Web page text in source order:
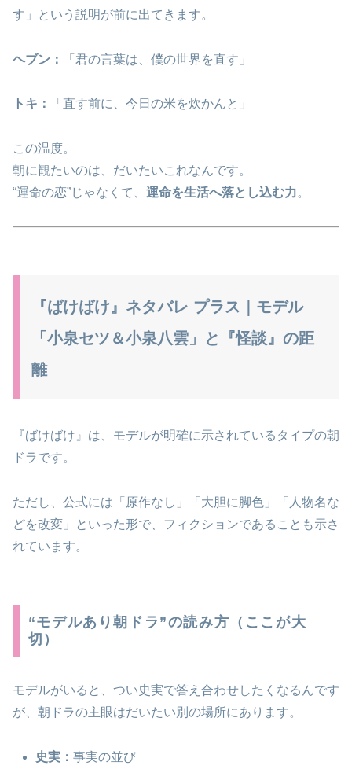
す」という説明が前に出てきます。
ヘブン： 「君の言葉は、僕の世界を直す」
トキ： 「直す前に、今日の米を炊かんと」
この温度。
朝に観たいのは、だいたいこれなんです。
“運命の恋”じゃなくて、 運命を生活へ落とし込む力。
『ばけばけ』ネタバレ プラス｜モデル
「小泉セツ＆小泉八雲」と『怪談』の距
離
『ばけばけ』は、モデルが明確に示されているタイプの朝
ドラです。
ただし、公式には「原作なし」「大胆に脚色」「人物名な
どを改変」といった形で、フィクションであることも示さ
れています。
“モデルあり朝ドラ”の読み方（ここが大
切）
モデルがいると、つい史実で答え合わせしたくなるんです
が、朝ドラの主眼はだいたい別の場所にあります。
史実：事実の並び